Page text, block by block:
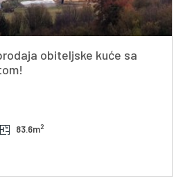
obiteljske kuće sa
83.6m2